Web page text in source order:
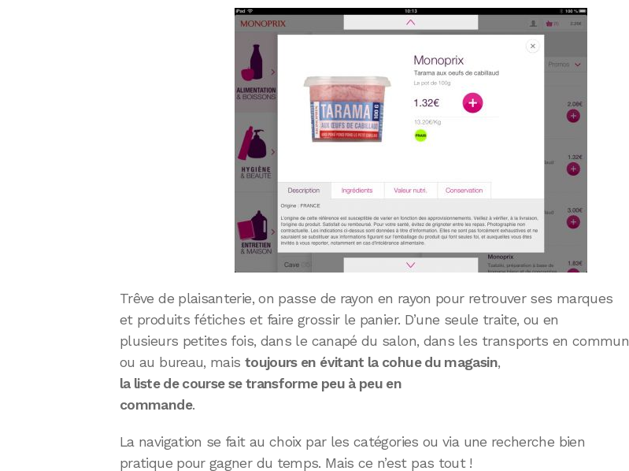
Trêve de plaisanterie, on passe de rayon en rayon pour retrouver ses marques
et produits fétiches et faire grossir le panier. D’une seule traite, ou en
plusieurs petites fois, dans le canapé du salon, dans les transports en commun
ou au bureau, mais toujours en évitant la cohue du magasin,
la liste de course se transforme peu à peu en
commande.
La navigation se fait au choix par les catégories ou via une recherche bien
pratique pour gagner du temps. Mais ce n’est pas tout !